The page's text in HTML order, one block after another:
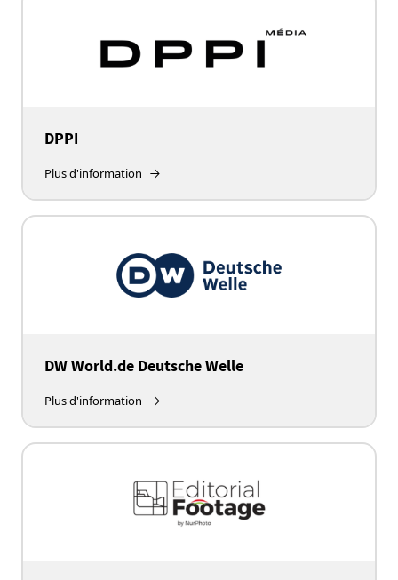
DPPI
Plus d'information
DW World.de Deutsche Welle
Plus d'information